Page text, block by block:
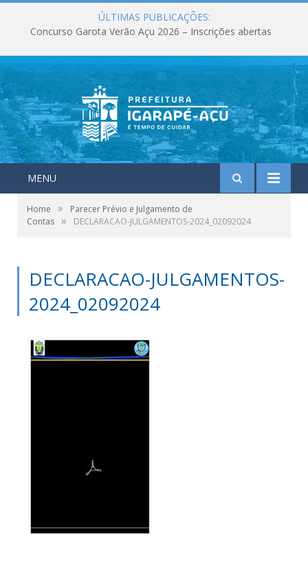
ÚLTIMAS PUBLICAÇÕES:
Concurso Garota Verão Açu 2026 – Inscrições abertas
MENU
Home »
Parecer Prévio e Julgamento de
Contas » DECLARACAO-JULGAMENTOS-2024_02092024
DECLARACAO-JULGAMENTOS-
2024_02092024